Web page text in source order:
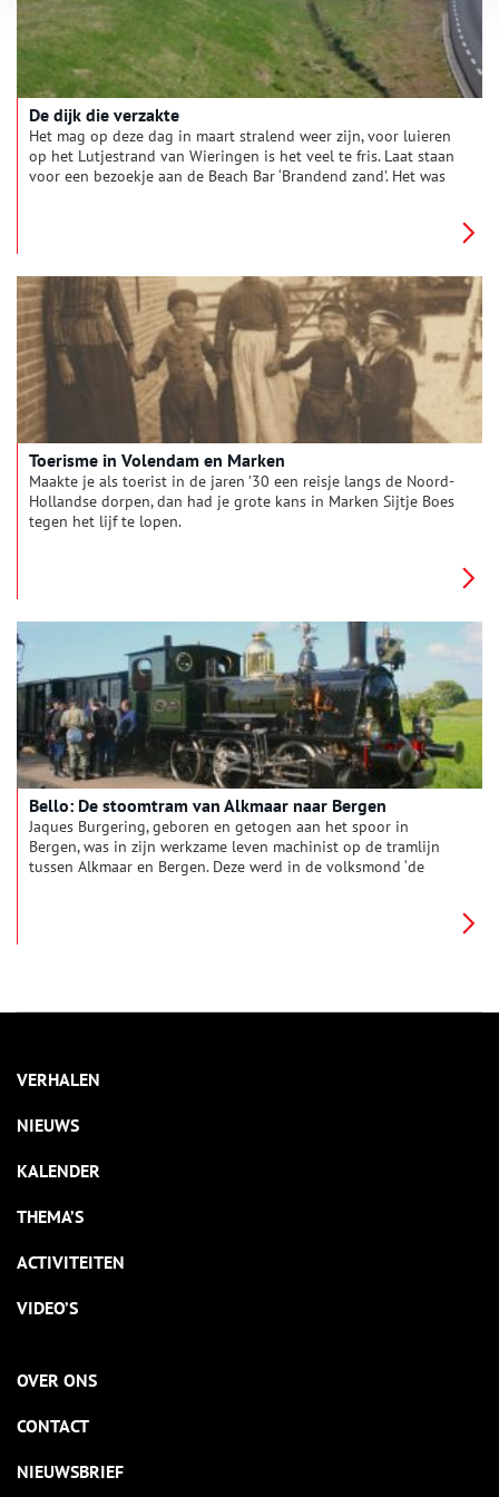
De dijk die verzakte
Het mag op deze dag in maart stralend weer zijn, voor luieren
op het Lutjestrand van Wieringen is het veel te fris. Laat staan
voor een bezoekje aan de Beach Bar ‘Brandend zand’. Het was
van het zeegat tussen Wieringen en de Anna Paulownapolder
in de kop van Noord-Holland. De komst van de Amsteldiepdijk
in 1924 was de eerste fase van het veranderen van het
Amstelmeer in een zoet watergebied.
Toerisme in Volendam en Marken
Maakte je als toerist in de jaren ’30 een reisje langs de Noord-
Hollandse dorpen, dan had je grote kans in Marken Sijtje Boes
tegen het lijf te lopen.
Bello: De stoomtram van Alkmaar naar Bergen
Jaques Burgering, geboren en getogen aan het spoor in
Bergen, was in zijn werkzame leven machinist op de tramlijn
tussen Alkmaar en Bergen. Deze werd in de volksmond ‘de
VERHALEN
NIEUWS
KALENDER
THEMA’S
ACTIVITEITEN
VIDEO’S
OVER ONS
CONTACT
NIEUWSBRIEF